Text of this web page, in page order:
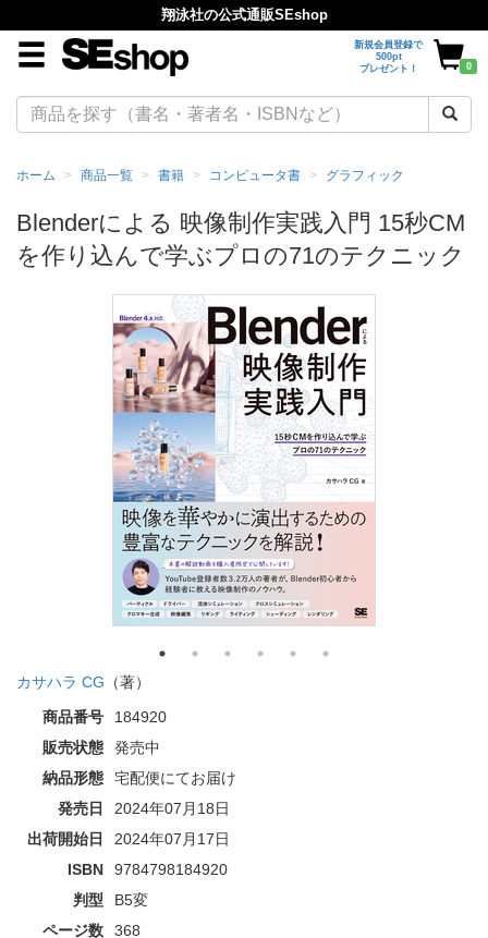
翔泳社の公式通販SEshop
新規会員登録で
500pt
プレゼント！
0
ホーム 商品一覧 書籍 コンピュータ書 グラフィック
Blenderによる 映像制作実践入門 15秒CM
を作り込んで学ぶプロの71のテクニック
カサハラ CG （著）
商品番号
184920
販売状態
発売中
納品形態
宅配便にてお届け
発売日
2024年07月18日
出荷開始日
2024年07月17日
ISBN
9784798184920
判型
B5変
ページ数
368